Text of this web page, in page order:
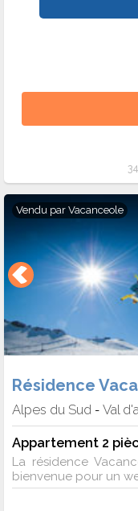
Vendu par Vacanceole
Résidence
Alpes du Sud - Val
Appartement 2
La résidence
bienvenue pour un